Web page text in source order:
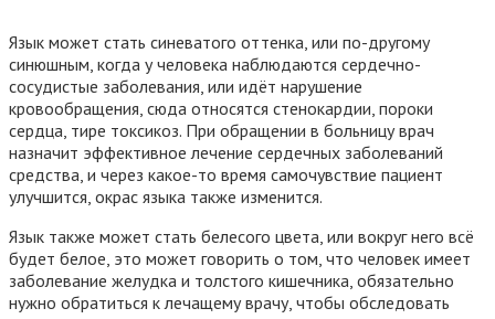
Язык может стать синеватого оттенка, или по-другому
синюшным, когда у человека наблюдаются сердечно-
сосудистые заболевания, или идёт нарушение
кровообращения, сюда относятся стенокардии, пороки
сердца, тире токсикоз. При обращении в больницу врач
назначит эффективное лечение сердечных заболеваний
средства, и через какое-то время самочувствие пациент
улучшится, окрас языка также изменится.
Язык также может стать белесого цвета, или вокруг него всё
будет белое, это может говорить о том, что человек имеет
заболевание желудка и толстого кишечника, обязательно
нужно обратиться к лечащему врачу, чтобы обследовать